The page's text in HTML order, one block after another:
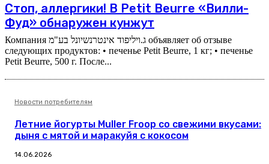
Стоп, аллергики! В Petit Beurre «Вилли-
Фуд» обнаружен кунжут
Компания ג.ויליפוד אינטרנשיונל בע"מ объявляет об отзыве
следующих продуктов: • печенье Petit Beurre, 1 кг; • печенье
Petit Beurre, 500 г. После...
Новости потребителям
Летние йогурты Muller Froop со свежими вкусами:
дыня с мятой и маракуйя с кокосом
14.06.2026